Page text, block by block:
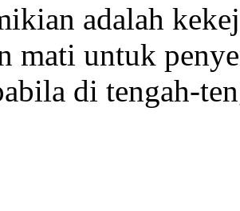
adalah
mati untuk
di tengah-